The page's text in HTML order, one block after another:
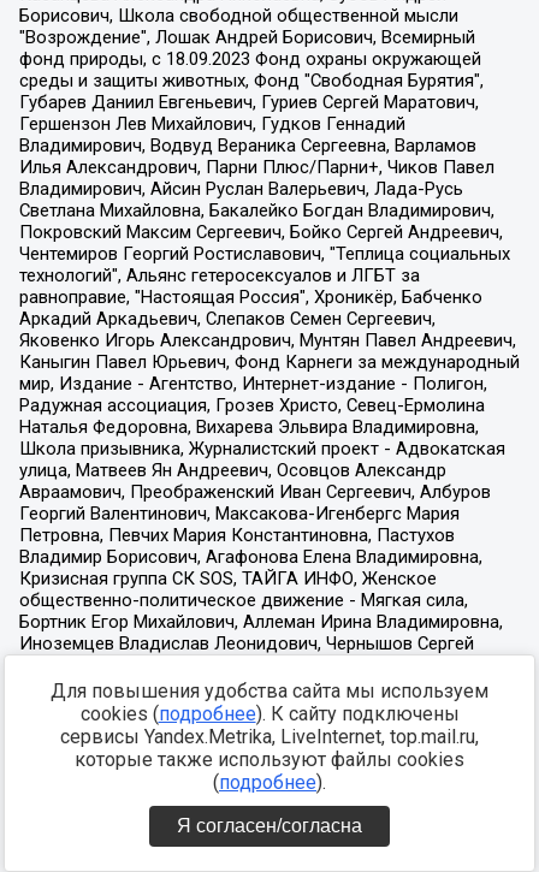
Для повышения удобства сайта мы используем
cookies (подробнее). К сайту подключены
сервисы Yandex.Metrika, LiveInternet, top.mail.ru,
которые также используют файлы cookies
(подробнее).
Я согласен/согласна